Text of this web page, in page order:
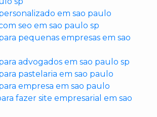
em sao paulo
seo em sao paulo sp
pequenas empresas em sao
advogados em sao paulo sp
pastelaria em sao paulo
empresa em sao paulo
fazer site empresarial em sao